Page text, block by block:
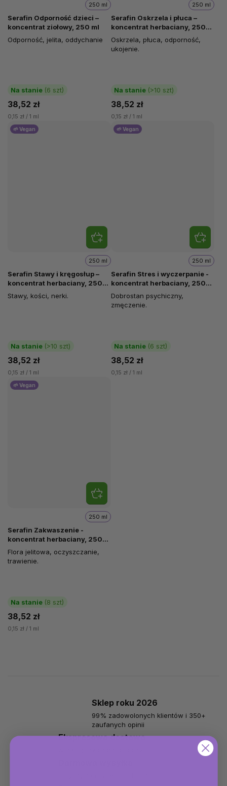
Serafin Odporność dzieci –
koncentrat ziołowy, 250 ml
Na stanie (6 szt)
250 ml
38,52 zł
0,15 zł / 1 ml
Odporność, jelita, oddychanie
Serafin Oskrzela i płuca –
koncentrat herbaciany, 250
ml
Na stanie (>10 szt)
250 ml
38,52 zł
0,15 zł / 1 ml
Oskrzela, płuca, odporność,
ukojenie.
🌱 Vegan
Serafin Stawy i kręgosłup –
koncentrat herbaciany, 250
ml
Na stanie (>10 szt)
250 ml
38,52 zł
0,15 zł / 1 ml
Stawy, kości, nerki.
🌱 Vegan
Serafin Stres i wyczerpanie -
koncentrat herbaciany, 250
ml
Na stanie (6 szt)
250 ml
38,52 zł
0,15 zł / 1 ml
Dobrostan psychiczny,
zmęczenie.
🌱 Vegan
Serafin Zakwaszenie -
koncentrat herbaciany, 250
ml
Na stanie (8 szt)
250 ml
38,52 zł
0,15 zł / 1 ml
Flora jelitowa, oczyszczanie,
trawienie.
Ekspresowa dostawa
Sklep roku 2026
99% zadowolonych klientów i 350+
zaufanych opinii